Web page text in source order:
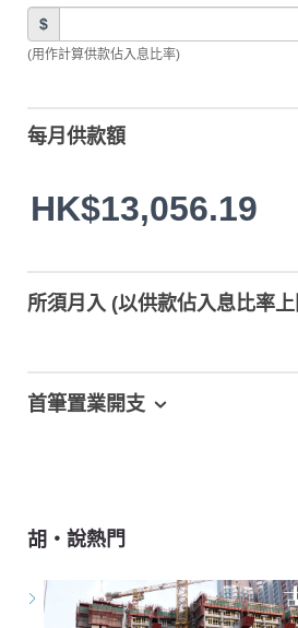
$
(用作計算供款佔入息比率)
每月供款額
HK$13,056.19
所須月入 (以供款佔入息比率
首筆置業開支
胡‧說熱門